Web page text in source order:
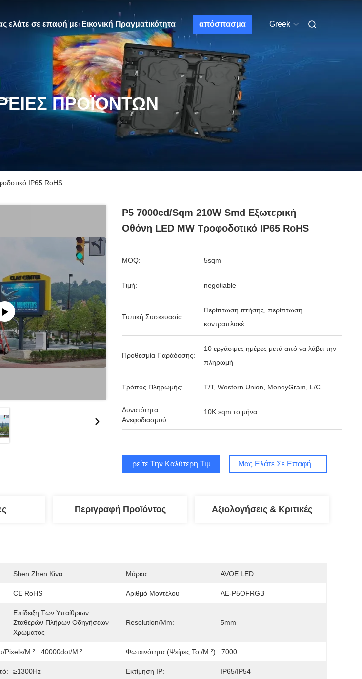
ελάτε σε επαφή με Εικονική Πραγματικότητα απόσπασμα Greek
ΠΡΟΪΌΝΤΩΝ
IP65 RoHS
P5 7000cd/Sqm 210W Smd Εξωτερική
Οθόνη LED MW Τροφοδοτικό IP65 RoHS
MOQ: 5sqm
Τιμή: negotiable
Τυπική Συσκευασία:
Περίπτωση πτήσης, περίπτωση
κοντραπλακέ.
Προθεσμία Παράδοσης:
10 εργάσιμες ημέρες μετά από να λάβει την
πληρωμή
Τρόπος Πληρωμής: T/T, Western Union, MoneyGram, L/C
Δυνατότητα
Ανεφοδιασμού:
10K sqm το μήνα
Βρείτε Την Καλύτερη Τιμή Μας Ελάτε Σε Επαφή Με
Περιγραφή Προϊόντος Αξιολογήσεις & Κριτικές
Shen Zhen Κίνα Μάρκα AVOE LED
CE RoHS Αριθμό Μοντέλου AE-P5OFRGB
Επίδειξη Των Υπαίθριων
Σταθερών Πλήρων Οδηγήσεων
Χρώματος
Resolution/mm: 5mm
pixels/m ²: 40000dot/m ² Φωτεινότητα (ψείρες Το /m ²): 7000
≥1300Hz Εκτίμηση IP: IP65/IP54